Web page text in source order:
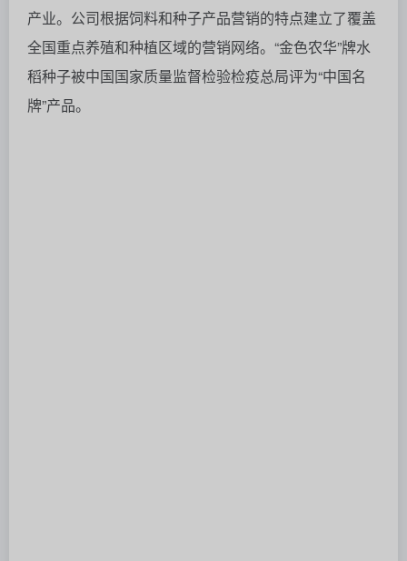
产业。公司根据饲料和种子产品营销的特点建立了覆盖
全国重点养殖和种植区域的营销网络。“金色农华”牌水
稻种子被中国国家质量监督检验检疫总局评为“中国名
牌”产品。